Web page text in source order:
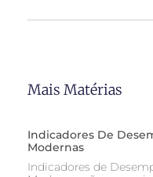
Mais Matérias
Indicadores De
Modernas
Indicadores de